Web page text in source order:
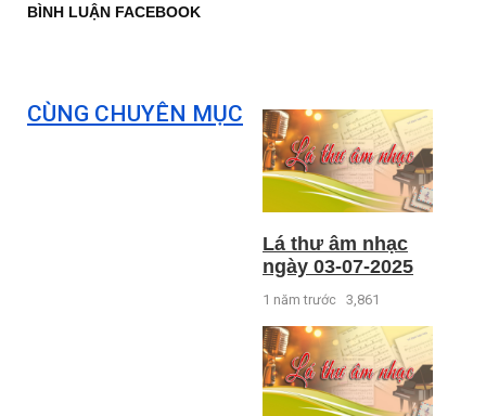
BÌNH LUẬN FACEBOOK
CÙNG CHUYÊN MỤC
Lá thư âm nhạc
ngày 03-07-2025
1 năm trước 3,861